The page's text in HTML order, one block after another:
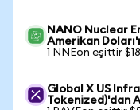
NANO Nuclear
Amerikan
1 NNEon eşittir
Global X US
Tokenized)'dan